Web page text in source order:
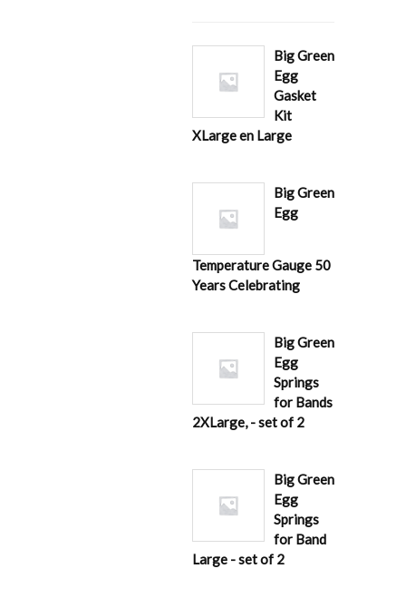
Big Green
Egg
Gasket
Kit
XLarge en Large
Big Green
Egg
Temperature Gauge 50
Years Celebrating
Big Green
Egg
Springs
for Bands
2XLarge, - set of 2
Big Green
Egg
Springs
for Band
Large - set of 2